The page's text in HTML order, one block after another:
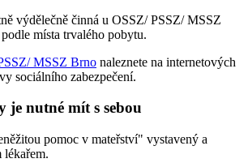
výdělečně činná u OSSZ/ PSSZ/ MSSZ
místa trvalého pobytu.
MSSZ Brno naleznete na internetových
sociálního zabezpečení.
je nutné mít s sebou
pomoc v mateřství" vystavený a
lékařem.